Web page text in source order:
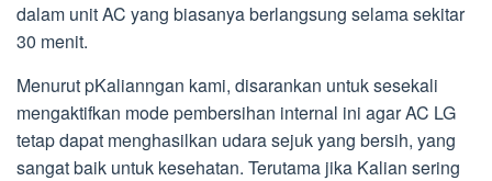
dalam unit AC yang biasanya berlangsung selama sekitar
30 menit.
Menurut pKalianngan kami, disarankan untuk sesekali
mengaktifkan mode pembersihan internal ini agar AC LG
tetap dapat menghasilkan udara sejuk yang bersih, yang
sangat baik untuk kesehatan. Terutama jika Kalian sering